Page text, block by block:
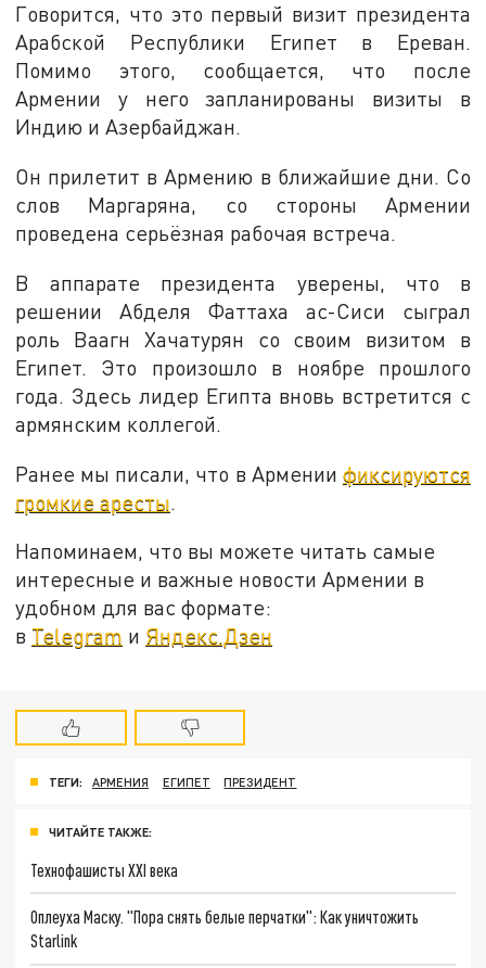
Говорится, что это первый визит президента
Арабской Республики Египет в Ереван.
Помимо этого, сообщается, что после
Армении у него запланированы визиты в
Индию и Азербайджан.
Он прилетит в Армению в ближайшие дни. Со
слов Маргаряна, со стороны Армении
проведена серьёзная рабочая встреча.
В аппарате президента уверены, что в
решении Абделя Фаттаха ас-Сиси сыграл
роль Ваагн Хачатурян со своим визитом в
Египет. Это произошло в ноябре прошлого
года. Здесь лидер Египта вновь встретится с
армянским коллегой.
Ранее мы писали, что в Армении фиксируются
громкие аресты
Напоминаем, что вы можете читать самые
интересные и важные новости Армении в
удобном для вас формате:
в Telegram и Яндекс.Дзен
ТЕГИ: АРМЕНИЯ ЕГИПЕТ ПРЕЗИДЕНТ
ЧИТАЙТЕ ТАКЖЕ:
Технофашисты XXI века
Оплеуха Маску. "Пора снять белые перчатки": Как уничтожить
Starlink